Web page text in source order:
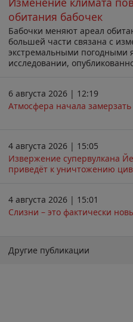
обитания бабочек
Бабочки меняют ареал
большей части связана с
экстремальными погодными
исследовании,
6 августа 2026 | 12:19
Атмосфера начала замерзать
4 августа 2026 | 15:05
Извержение супервулкана
приведёт к уничтожению
4 августа 2026 | 15:01
Слизни – это фактически
Другие публикации